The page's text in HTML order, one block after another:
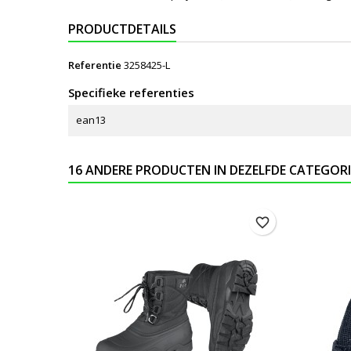
PRODUCTDETAILS
Referentie 3258425-L
Specifieke referenties
ean13
16 ANDERE PRODUCTEN IN DEZELFDE
favorite_border